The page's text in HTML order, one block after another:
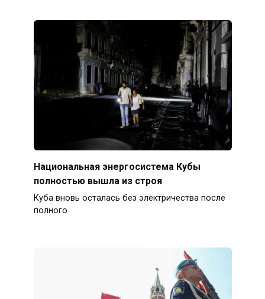
Национальная энергосистема Кубы
полностью вышла из строя
Куба вновь осталась без электричества после
полного